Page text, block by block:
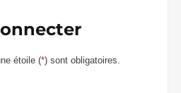
étoile (*) sont obligatoires.